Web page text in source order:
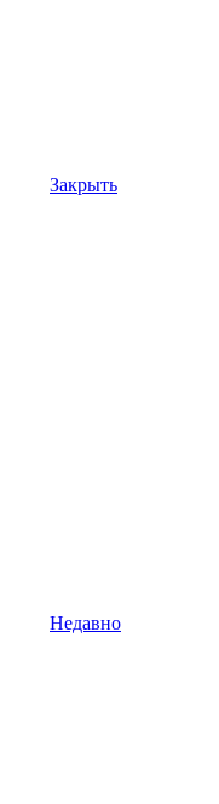
Закрыть
Недавно